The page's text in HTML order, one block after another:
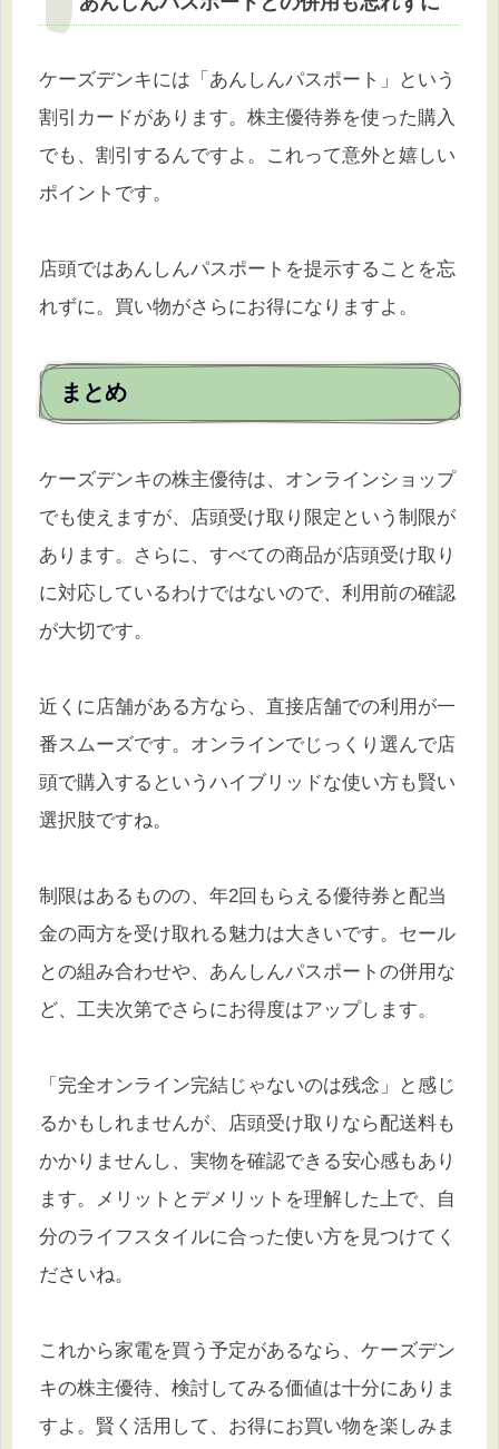
ケーズデンキには「あんしんパスポート」という
割引カードがあります。株主優待券を使った購入
でも、割引するんですよ。これって意外と嬉しい
ポイントです。
店頭ではあんしんパスポートを提示することを忘
れずに。買い物がさらにお得になりますよ。
まとめ
ケーズデンキの株主優待は、オンラインショップ
でも使えますが、店頭受け取り限定という制限が
あります。さらに、すべての商品が店頭受け取り
に対応しているわけではないので、利用前の確認
が大切です。
近くに店舗がある方なら、直接店舗での利用が一
番スムーズです。オンラインでじっくり選んで店
頭で購入するというハイブリッドな使い方も賢い
選択肢ですね。
制限はあるものの、年2回もらえる優待券と配当
金の両方を受け取れる魅力は大きいです。セール
との組み合わせや、あんしんパスポートの併用な
ど、工夫次第でさらにお得度はアップします。
「完全オンライン完結じゃないのは残念」と感じ
るかもしれませんが、店頭受け取りなら配送料も
かかりませんし、実物を確認できる安心感もあり
ます。メリットとデメリットを理解した上で、自
分のライフスタイルに合った使い方を見つけてく
ださいね。
これから家電を買う予定があるなら、ケーズデン
キの株主優待、検討してみる価値は十分にありま
すよ。賢く活用して、お得にお買い物を楽しみま